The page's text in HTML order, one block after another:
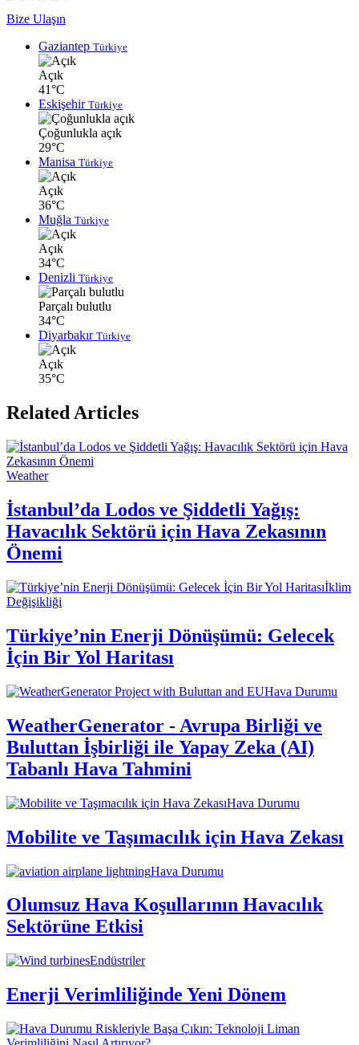
Bize Ulaşın
Gaziantep Türkiye
Açık
41°C
Eskişehir Türkiye
Çoğunlukla açık
29°C
Manisa Türkiye
Açık
36°C
Muğla Türkiye
Açık
34°C
Denizli Türkiye
Parçalı bulutlu
34°C
Diyarbakır Türkiye
Açık
35°C
Related Articles
Weather
İstanbul’da Lodos ve Şiddetli Yağış:
Havacılık Sektörü için Hava Zekasının
Önemi
İklim
Değişikliği
Türkiye’nin Enerji Dönüşümü: Gelecek
İçin Bir Yol Haritası
Hava Durumu
WeatherGenerator - Avrupa Birliği ve
Buluttan İşbirliği ile Yapay Zeka (AI)
Tabanlı Hava Tahmini
Hava Durumu
Mobilite ve Taşımacılık için Hava Zekası
Hava Durumu
Olumsuz Hava Koşullarının Havacılık
Sektörüne Etkisi
Endüstriler
Enerji Verimliliğinde Yeni Dönem